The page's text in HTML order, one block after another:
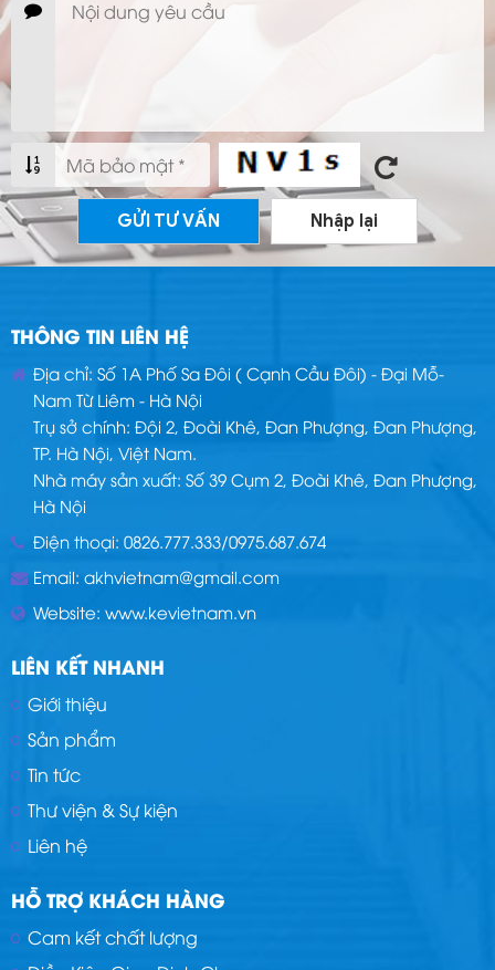
GỬI TƯ VẤN Nhập lại
THÔNG TIN LIÊN HỆ
Địa chỉ: Số 1A Phố Sa Đôi ( Cạnh Cầu Đôi) - Đại Mỗ-
Nam Từ Liêm - Hà Nội
Trụ sở chính: Đội 2, Đoài Khê, Đan Phượng, Đan Phượng,
TP. Hà Nội, Việt Nam.
Nhà máy sản xuất: Số 39 Cụm 2, Đoài Khê, Đan Phượng,
Hà Nội
Điện thoại: 0826.777.333/0975.687.674
Email: akhvietnam@gmail.com
Website: www.kevietnam.vn
LIÊN KẾT NHANH
Giới thiệu
Sản phẩm
Tin tức
Thư viện & Sự kiện
Liên hệ
HỖ TRỢ KHÁCH HÀNG
Cam kết chất lượng